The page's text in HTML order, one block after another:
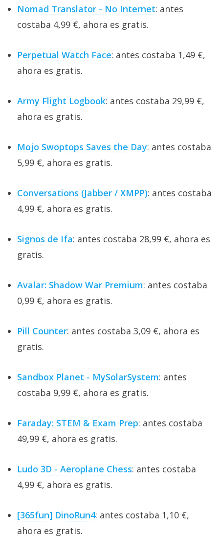
Nomad Translator - No Internet: antes
costaba 4,99 €, ahora es gratis.
Perpetual Watch Face: antes costaba 1,49 €,
ahora es gratis.
Army Flight Logbook: antes costaba 29,99 €,
ahora es gratis.
Mojo Swoptops Saves the Day: antes costaba
5,99 €, ahora es gratis.
Conversations (Jabber / XMPP): antes costaba
4,99 €, ahora es gratis.
Signos de Ifa: antes costaba 28,99 €, ahora es
gratis.
Avalar: Shadow War Premium: antes costaba
0,99 €, ahora es gratis.
Pill Counter: antes costaba 3,09 €, ahora es
gratis.
Sandbox Planet - MySolarSystem: antes
costaba 9,99 €, ahora es gratis.
Faraday: STEM & Exam Prep: antes costaba
49,99 €, ahora es gratis.
Ludo 3D - Aeroplane Chess: antes costaba
4,99 €, ahora es gratis.
[365fun] DinoRun4: antes costaba 1,10 €,
ahora es gratis.